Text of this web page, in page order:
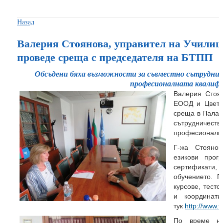
Назад
Валерия Стоянова, управител на
проведе среща с председателя на БТПП
Обсъдени бяха възможности за съвместно
професионалната
Валерия
ЕООД и
среща в
Г-жа
езикови
курсове,
и
тук http://
По време